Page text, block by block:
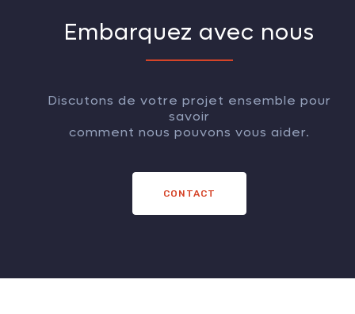
Embarquez avec nous
Discutons de votre projet ensemble pour
savoir
comment nous pouvons vous aider.
CONTACT